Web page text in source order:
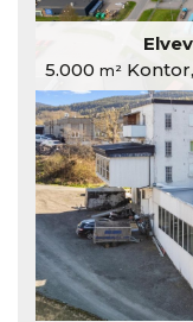
5.000 m²Kontor,